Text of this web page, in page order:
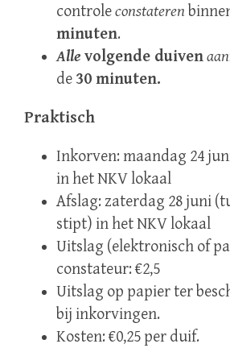
controleconstateren
minuten.
Alle volgende duiven
de 30 minuten.
Praktisch
Inkorven: maandag 24
in het NKV lokaal
Afslag: zaterdag 28 juni
stipt) in het NKV lokaal
Uitslag (elektronisch of
constateur: €2,5
Uitslag op papier ter
bij inkorvingen.
Kosten: €0,25 per duif.